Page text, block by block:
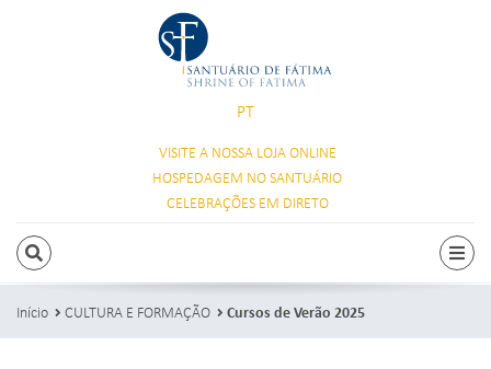
PT
VISITE A NOSSA LOJA ONLINE
HOSPEDAGEM NO SANTUÁRIO
CELEBRAÇÕES EM DIRETO
PESQUISAR
Início CULTURA E FORMAÇÃO Cursos de Verão 2025